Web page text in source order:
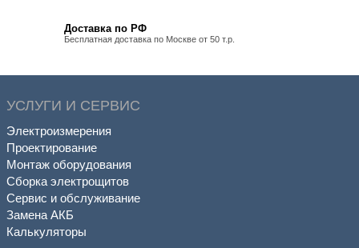
Доставка по РФ
Бесплатная доставка по Москве от 50 т.р.
УСЛУГИ И СЕРВИС
Электроизмерения
Проектирование
Монтаж оборудования
Сборка электрощитов
Сервис и обслуживание
Замена АКБ
Калькуляторы